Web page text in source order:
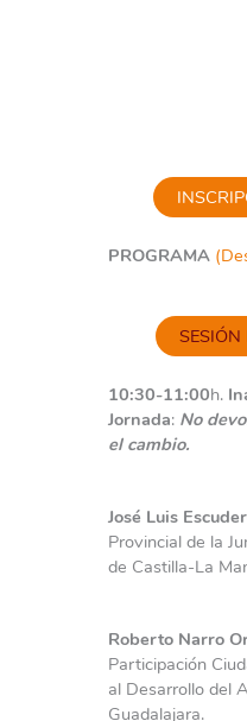
PROGRAMA
10:30-11:00h.
Jornada: No
el cambio.
José Luis
Provincial de la
de Castilla-La
Roberto Narro
Participación
al Desarrollo del
Guadalajara.